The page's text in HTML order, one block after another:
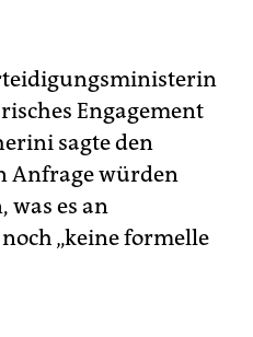
Engagement
sagte den
Anfrage würden
was es an
„keine formelle